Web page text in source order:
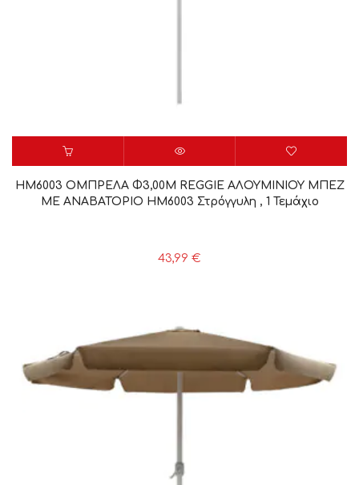
HM6003 ΟΜΠΡΕΛΑ Φ3,00Μ REGGIE ΑΛΟΥΜΙΝΙΟΥ ΜΠΕΖ
ME ΑΝΑΒΑΤΟΡΙΟ HM6003 Στρόγγυλη , 1 Τεμάχιο
43,99 €